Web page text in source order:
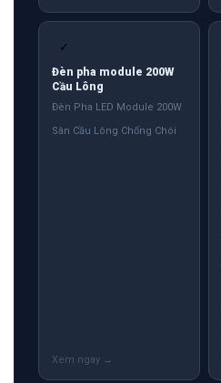
✓
Đèn pha module 200W
Cầu Lông
Đèn Pha LED Module 200W
Sân Cầu Lông Chống Chói